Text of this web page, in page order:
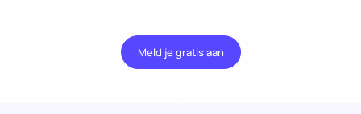
Meld je gratis aan
.